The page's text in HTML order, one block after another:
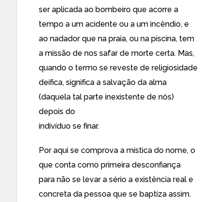
ser aplicada ao bombeiro que acorre a
tempo a um acidente ou a um incêndio, e
ao nadador que na praia, ou na piscina, tem
a missão de nos safar de morte certa. Mas,
quando o termo se reveste de religiosidade
deífica, significa a salvação da alma
(daquela tal parte inexistente de nós)
depois do
indivíduo se finar.
Por aqui se comprova a mística do nome, o
que conta como primeira desconfiança
para não se levar a sério a existência real e
concreta da pessoa que se baptiza assim.